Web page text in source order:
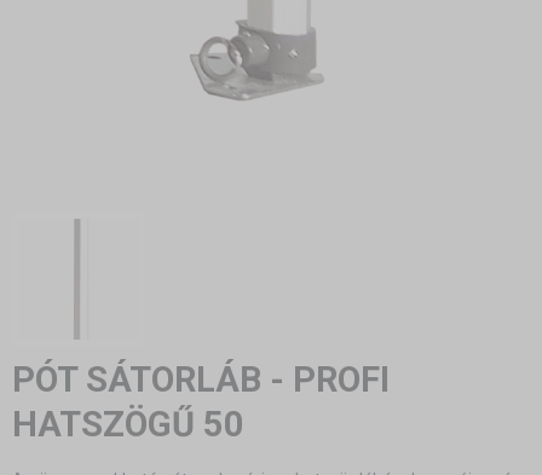
PÓT SÁTORLÁB - PROFI
HATSZÖGŰ 50